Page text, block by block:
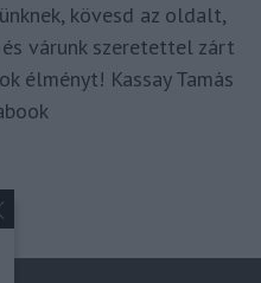
kövesd az oldalt,
várunk szeretettel zárt
élményt! Kassay Tamás